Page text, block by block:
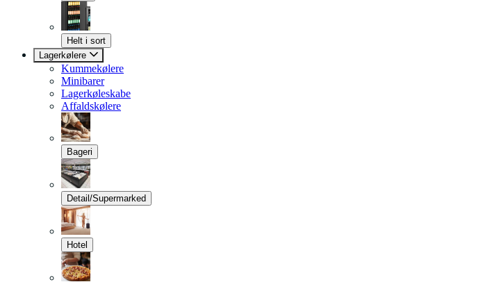
Helt i sort
Lagerkølere
Kummekølere
Minibarer
Lagerkøleskabe
Affaldskølere
Bageri
Detail/Supermarked
Hotel